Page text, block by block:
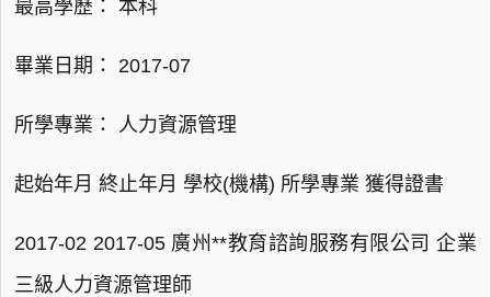
最高學歷： 本科
畢業日期： 2017-07
所學專業： 人力資源管理
起始年月 終止年月 學校(機構) 所學專業 獲得證書
2017-02 2017-05 廣州**教育諮詢服務有限公司 企業
三級人力資源管理師